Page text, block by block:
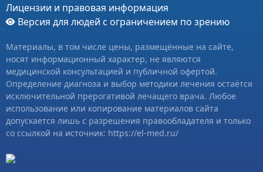
Лицензии и правовая информация
Версия для людей с ограничением по зрению
Материалы, в том числе цены, размещённые на сайте,
носят информационный характер, не являются
медицинской консультацией и публичной офертой.
Определение диагноза и выбор методики лечения остаётся
исключительной прерогативой лечащего врача. Любое
использование или копирование материалов сайта
допускается лишь с разрешения правообладателя и только
со ссылкой на источник: https://el-med.ru/